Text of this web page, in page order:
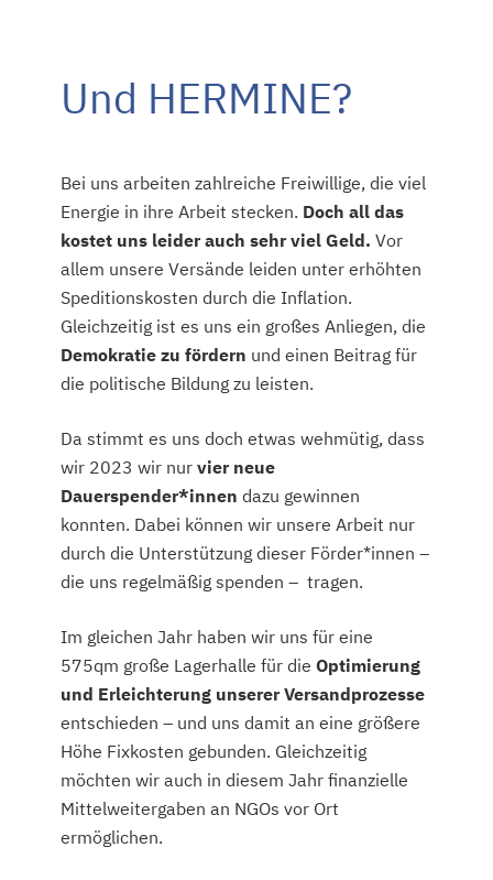
Und HERMINE?
Bei uns arbeiten zahlreiche Freiwillige, die viel
Energie in ihre Arbeit stecken. Doch all das
kostet uns leider auch sehr viel Geld. Vor
allem unsere Versände leiden unter erhöhten
Speditionskosten durch die Inflation.
Gleichzeitig ist es uns ein großes Anliegen, die
Demokratie zu fördern und einen Beitrag für
die politische Bildung zu leisten.
Da stimmt es uns doch etwas wehmütig, dass
wir 2023 wir nur vier neue
Dauerspender*innen dazu gewinnen
konnten. Dabei können wir unsere Arbeit nur
durch die Unterstützung dieser Förder*innen –
die uns regelmäßig spenden – tragen.
Im gleichen Jahr haben wir uns für eine
575qm große Lagerhalle für die Optimierung
und Erleichterung unserer Versandprozesse
entschieden – und uns damit an eine größere
Höhe Fixkosten gebunden. Gleichzeitig
möchten wir auch in diesem Jahr finanzielle
Mittelweitergaben an NGOs vor Ort
ermöglichen.